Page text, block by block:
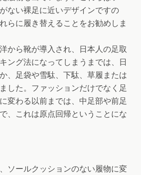
ない裸足に近いデザインですの
らに履き替えることをお勧めしま
から靴が導入され、日本人の足取
ング法になってしまうまでは、日
、足袋や雪駄、下駄、草履または
した。ファッションだけでなく足
変わる以前までは、中足部や前足
、これは原点回帰ということにな
ソールクッションのない履物に変